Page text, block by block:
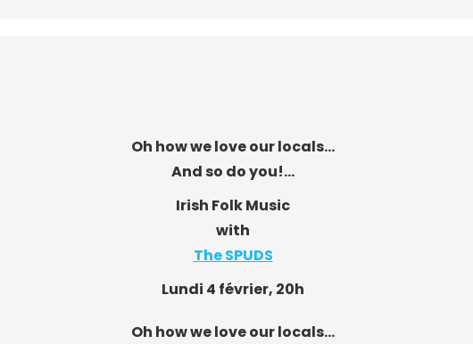
Oh how we love our locals…
And so do you!…
Irish Folk Music
with
The SPUDS
Lundi 4 février, 20h
Oh how we love our locals…